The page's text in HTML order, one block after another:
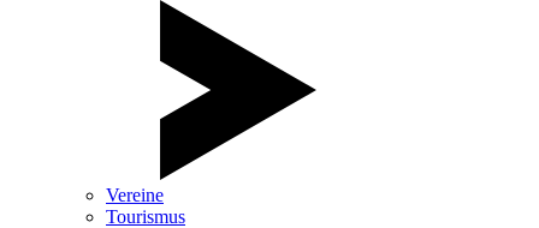
Vereine
Tourismus